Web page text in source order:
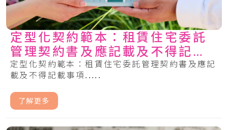
定型化契約範本：租賃住宅委託
管理契約書及應記載及不得記載
事項
定型化契約範本：租賃住宅委託管理契約書及應記
載及不得記載事項.....
了解更多